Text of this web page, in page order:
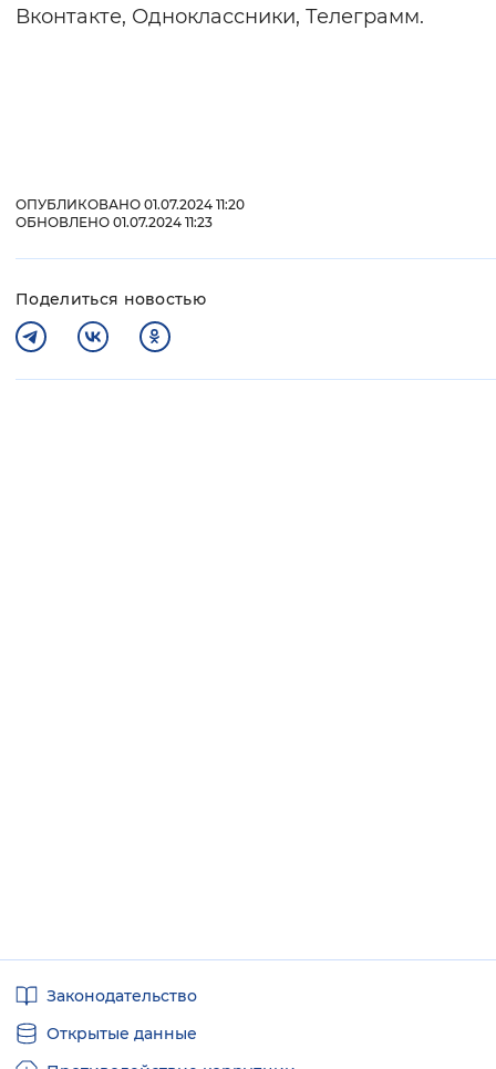
Вконтакте, Одноклассники, Телеграмм.
ОПУБЛИКОВАНО 01.07.2024 11:20
ОБНОВЛЕНО 01.07.2024 11:23
Поделиться новостью
ссылкиЗаконодательство
Открытые данные